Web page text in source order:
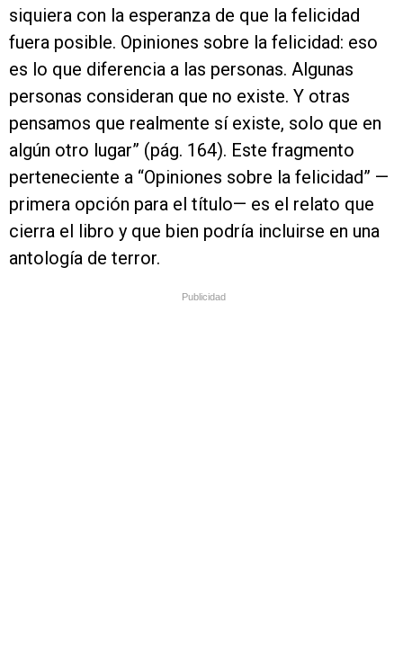
siquiera con la esperanza de que la felicidad
fuera posible. Opiniones sobre la felicidad: eso
es lo que diferencia a las personas. Algunas
personas consideran que no existe. Y otras
pensamos que realmente sí existe, solo que en
algún otro lugar” (pág. 164). Este fragmento
perteneciente a “Opiniones sobre la felicidad” —
primera opción para el título— es el relato que
cierra el libro y que bien podría incluirse en una
antología de terror.
Publicidad